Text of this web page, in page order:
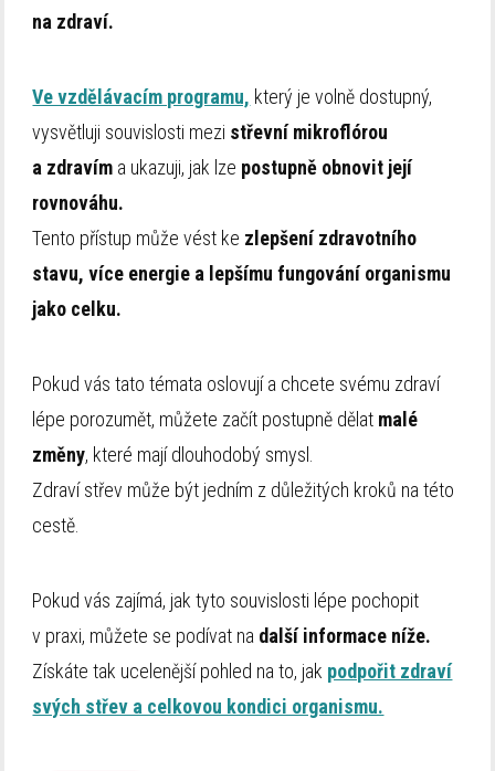
na zdraví.
Ve vzdělávacím programu, který je volně dostupný,
vysvětluji souvislosti mezi střevní mikroflórou
a zdravím a ukazuji, jak lze postupně obnovit její
rovnováhu.
Tento přístup může vést ke zlepšení zdravotního
stavu, více energie a lepšímu fungování organismu
jako celku.
Pokud vás tato témata oslovují a chcete svému zdraví
lépe porozumět, můžete začít postupně dělat malé
změny, které mají dlouhodobý smysl.
Zdraví střev může být jedním z důležitých kroků na této
cestě.
Pokud vás zajímá, jak tyto souvislosti lépe pochopit
v praxi, můžete se podívat na další informace níže.
Získáte tak ucelenější pohled na to, jak podpořit zdraví
svých střev a celkovou kondici organismu.